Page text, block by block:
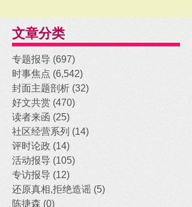
文章分类
专题报导 (697)
时事焦点 (6,542)
封面主题剖析 (32)
好文共赏 (470)
读者来函 (25)
社区经营系列 (14)
评时论政 (14)
活动报导 (105)
专访报导 (12)
还原真相,拒绝造谣 (5)
陈捷森 (0)